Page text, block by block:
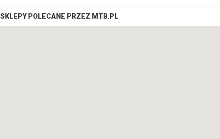
SKLEPY POLECANE PRZEZ MTB.PL